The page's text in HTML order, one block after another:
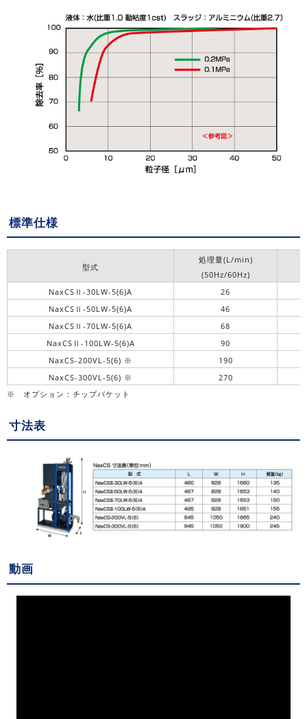
標準仕様
型式
処理量(L/min)
(50Hz/60Hz)
NaxCSⅡ-30LW-5(6)A
26
NaxCSⅡ-50LW-5(6)A
46
NaxCSⅡ-70LW-5(6)A
68
NaxCSⅡ-100LW-5(6)A
90
NaxCS-200VL-5(6) ※
190
NaxCS-300VL-5(6) ※
270
※ オプション：チップバケット
寸法表
動画